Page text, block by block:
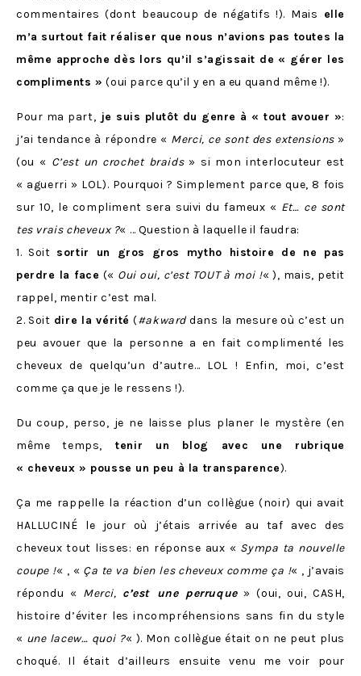
commentaires (dont beaucoup de négatifs !). Mais elle
m’a surtout fait réaliser que nous n’avions pas toutes la
même approche dès lors qu’il s’agissait de « gérer les
compliments » (oui parce qu’il y en a eu quand même !).
Pour ma part, je suis plutôt du genre à « tout avouer »:
j’ai tendance à répondre « Merci, ce sont des extensions»
(ou « C’est un crochet braids» si mon interlocuteur est
« aguerri » LOL). Pourquoi ? Simplement parce que, 8 fois
sur 10, le compliment sera suivi du fameux « Et… ce sont
tes vrais cheveux ?« … Question à laquelle il faudra:
1. Soit sortir un gros gros mytho histoire de ne pas
perdre la face (« Oui oui, c’est TOUT à moi !« ), mais, petit
rappel, mentir c’est mal.
2. Soit dire la vérité (#akwarddans la mesure où c’est un
peu avouer que la personne a en fait complimenté les
cheveux de quelqu’un d’autre… LOL ! Enfin, moi, c’est
comme ça que je le ressens !).
Du coup, perso, je ne laisse plus planer le mystère (en
même temps, tenir un blog avec une rubrique
« cheveux » pousse un peu à la transparence).
Ça me rappelle la réaction d’un collègue (noir) qui avait
HALLUCINÉ le jour où j’étais arrivée au taf avec des
cheveux tout lisses: en réponse aux « Sympa ta nouvelle
coupe !« , « Ça te va bien les cheveux comme ça !« , j’avais
répondu « Merci, c’est une perruque» (oui, oui, CASH,
histoire d’éviter les incompréhensions sans fin du style
« une lacew… quoi ?« ). Mon collègue était on ne peut plus
choqué. Il était d’ailleurs ensuite venu me voir pour